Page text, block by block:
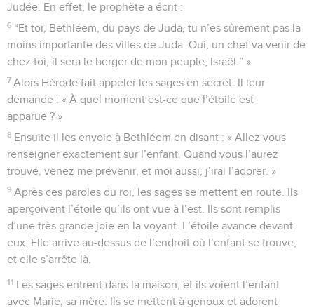
Judée. En effet, le prophète a écrit :
6 “Et toi, Bethléem, du pays de Juda, tu n’es sûrement pas la
moins importante des villes de Juda. Oui, un chef va venir de
chez toi, il sera le berger de mon peuple, Israël.” »
7 Alors Hérode fait appeler les sages en secret. Il leur
demande : « À quel moment est-ce que l’étoile est
apparue ? »
8 Ensuite il les envoie à Bethléem en disant : « Allez vous
renseigner exactement sur l’enfant. Quand vous l’aurez
trouvé, venez me prévenir, et moi aussi, j’irai l’adorer. »
9 Après ces paroles du roi, les sages se mettent en route. Ils
aperçoivent l’étoile qu’ils ont vue à l’est. Ils sont remplis
d’une très grande joie en la voyant. L’étoile avance devant
eux. Elle arrive au-dessus de l’endroit où l’enfant se trouve,
et elle s’arrête là.
11 Les sages entrent dans la maison, et ils voient l’enfant
avec Marie, sa mère. Ils se mettent à genoux et adorent